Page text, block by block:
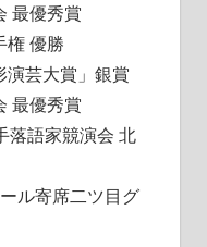
最優秀賞
権 優勝
演芸大賞」銀賞
最優秀賞
落語家競演会 北
ル寄席二ツ目グ